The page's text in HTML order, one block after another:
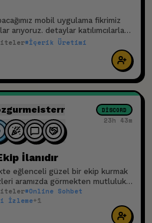
mobil uygulama fikrimiz
arıyoruz. detaylar katılımcılarla
Projemizde bulunmak isteyenler
#İçerik Üretimi
DISCORD
23h 43m
İlanıdır
eğlenceli güzel bir ekip kurmak
aramızda görmekten mutluluk
bilgi için katılma isteği gönderin
#Online Sohbet
İzleme+1